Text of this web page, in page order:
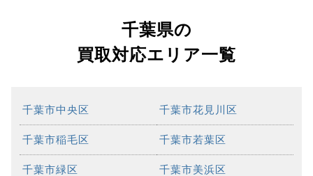
千葉県の
買取対応エリア一覧
千葉市中央区 千葉市花見川区
千葉市稲毛区 千葉市若葉区
千葉市緑区 千葉市美浜区